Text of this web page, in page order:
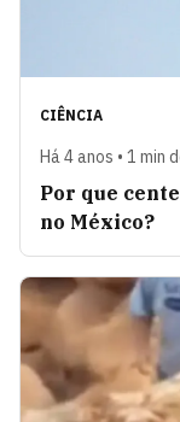
CIÊNCIA
Há 4 anos • 1 min
Por que
no México?